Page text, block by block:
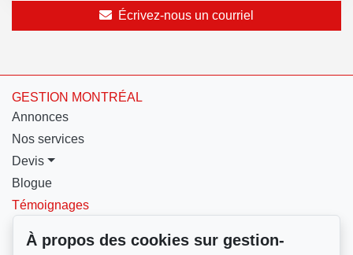
Écrivez-nous un courriel
GESTION MONTRÉAL
Annonces
Nos services
Devis
Blogue
Témoignages
À propos des cookies sur gestion-